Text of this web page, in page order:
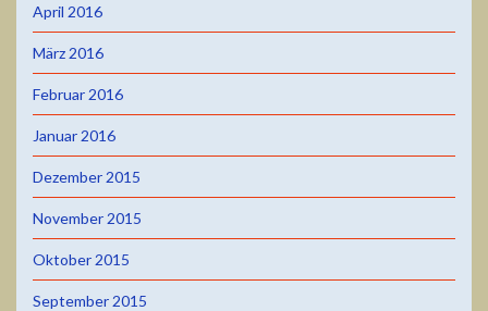
April 2016
März 2016
Februar 2016
Januar 2016
Dezember 2015
November 2015
Oktober 2015
September 2015